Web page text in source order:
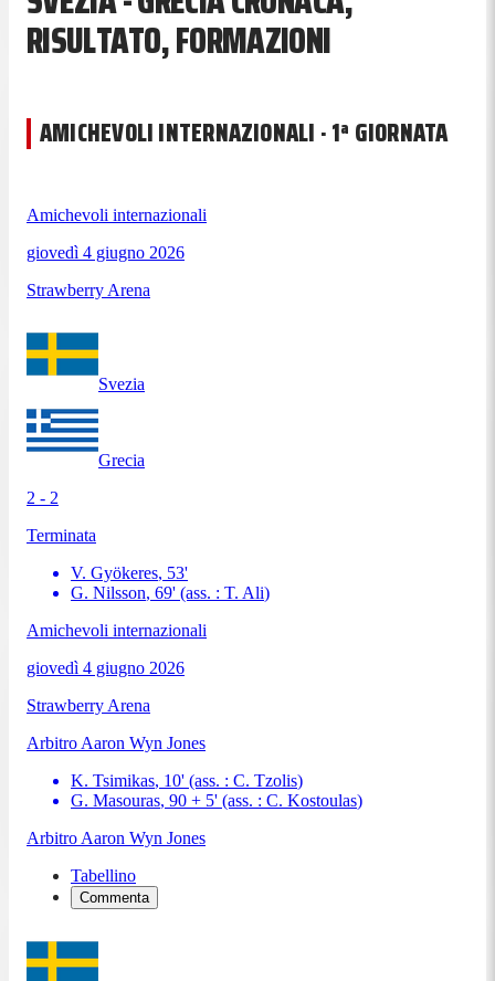
RISULTATO, FORMAZIONI
AMICHEVOLI INTERNAZIONALI · 1ª GIORNATA
Amichevoli internazionali
giovedì 4 giugno 2026
Strawberry Arena
Svezia
Grecia
2 - 2
Terminata
V. Gyökeres, 53'
G. Nilsson, 69' (ass. : T. Ali)
Amichevoli internazionali
giovedì 4 giugno 2026
Strawberry Arena
Arbitro Aaron Wyn Jones
K. Tsimikas, 10' (ass. : C. Tzolis)
G. Masouras, 90 + 5' (ass. : C. Kostoulas)
Arbitro Aaron Wyn Jones
Tabellino
Commenta